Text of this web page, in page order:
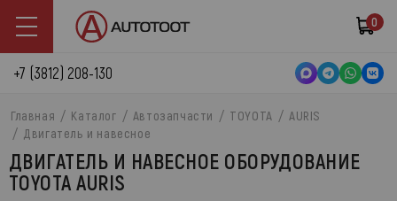
0
+7 (3812) 208-130
Главная Каталог Автозапчасти TOYOTA
AURIS
Двигатель и навесное
ДВИГАТЕЛЬ И НАВЕСНОЕ ОБОРУДОВАНИЕ
TOYOTA AURIS